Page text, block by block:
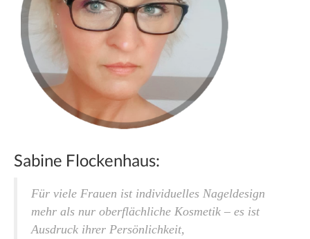
Sabine Flockenhaus:
Für viele Frauen ist individuelles Nageldesign
mehr als nur oberflächliche Kosmetik – es ist
Ausdruck ihrer Persönlichkeit,